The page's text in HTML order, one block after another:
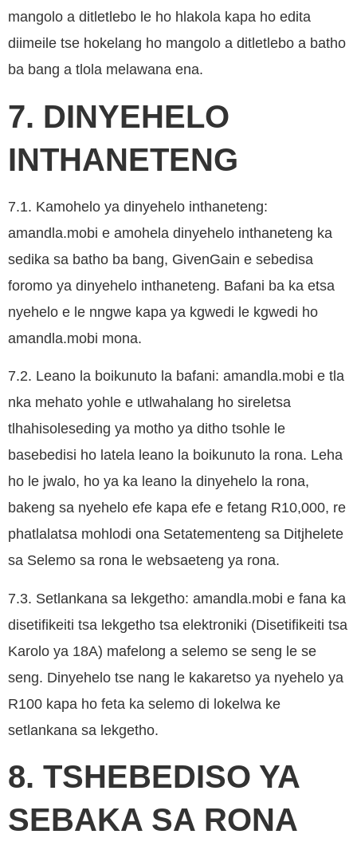
mangolo a ditletlebo le ho hlakola kapa ho edita
diimeile tse hokelang ho mangolo a ditletlebo a batho
ba bang a tlola melawana ena.
7. DINYEHELO
INTHANETENG
7.1. Kamohelo ya dinyehelo inthaneteng:
amandla.mobi e amohela dinyehelo inthaneteng ka
sedika sa batho ba bang, GivenGain e sebedisa
foromo ya dinyehelo inthaneteng. Bafani ba ka etsa
nyehelo e le nngwe kapa ya kgwedi le kgwedi ho
amandla.mobi mona.
7.2. Leano la boikunuto la bafani: amandla.mobi e tla
nka mehato yohle e utlwahalang ho sireletsa
tlhahisoleseding ya motho ya ditho tsohle le
basebedisi ho latela leano la boikunuto la rona. Leha
ho le jwalo, ho ya ka leano la dinyehelo la rona,
bakeng sa nyehelo efe kapa efe e fetang R10,000, re
phatlalatsa mohlodi ona Setatementeng sa Ditjhelete
sa Selemo sa rona le websaeteng ya rona.
7.3. Setlankana sa lekgetho: amandla.mobi e fana ka
disetifikeiti tsa lekgetho tsa elektroniki (Disetifikeiti tsa
Karolo ya 18A) mafelong a selemo se seng le se
seng. Dinyehelo tse nang le kakaretso ya nyehelo ya
R100 kapa ho feta ka selemo di lokelwa ke
setlankana sa lekgetho.
8. TSHEBEDISO YA
SEBAKA SA RONA